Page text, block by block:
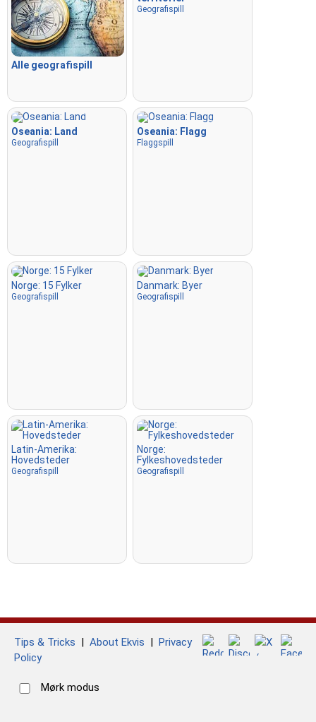
Alle geografispill
Geografispill
Oseania: Land
Geografispill
Oseania: Flagg
Flaggspill
Norge: 15 Fylker
Geografispill
Danmark: Byer
Geografispill
Latin-Amerika:
Hovedsteder
Geografispill
Norge:
Fylkeshovedsteder
Geografispill
Tips & Tricks | About Ekvis | Privacy
Policy
Mørk modus